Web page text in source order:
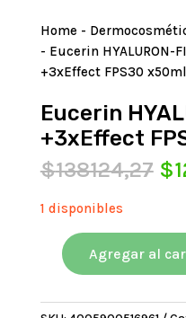
Home -
- Eucerin HYALURON-
+3xEffect FPS30 x50ml
Eucerin
+3xEffect
$138124,27 El
$
1 disponibles
Eucerin
FILLER
Agregar al